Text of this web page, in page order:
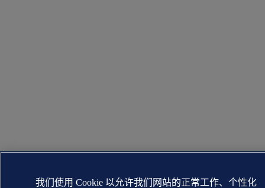
我们使用 Cookie 以允许我们网站的正常工作、个性化